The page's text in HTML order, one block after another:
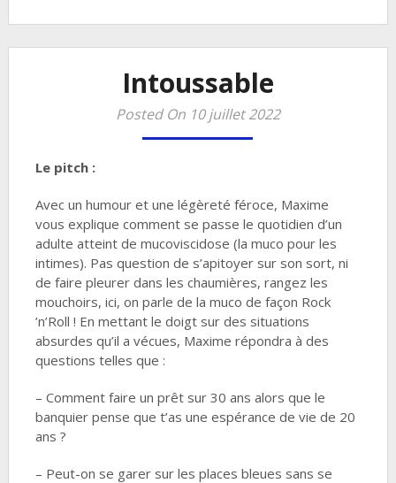
Intoussable
Posted On 10 juillet 2022
Le pitch :
Avec un humour et une légèreté féroce, Maxime
vous explique comment se passe le quotidien d’un
adulte atteint de mucoviscidose (la muco pour les
intimes). Pas question de s’apitoyer sur son sort, ni
de faire pleurer dans les chaumières, rangez les
mouchoirs, ici, on parle de la muco de façon Rock
’n’Roll ! En mettant le doigt sur des situations
absurdes qu’il a vécues, Maxime répondra à des
questions telles que :
– Comment faire un prêt sur 30 ans alors que le
banquier pense que t’as une espérance de vie de 20
ans ?
– Peut-on se garer sur les places bleues sans se